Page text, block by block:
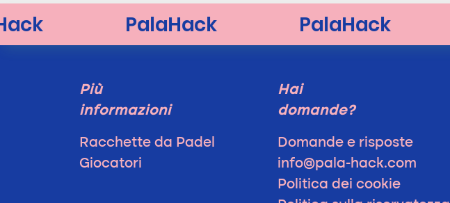
Più
informazioni
Racchette da Padel
Giocatori
Hai
domande?
Domande e risposte
info@pala-hack.com
Politica dei cookie